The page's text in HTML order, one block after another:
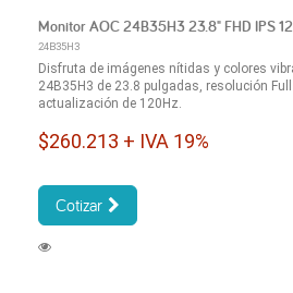
Monitor AOC 24B35H3 23.8" FHD IPS
24B35H3
Disfruta de imágenes nítidas y colores
24B35H3 de 23.8 pulgadas, resolución
actualización de 120Hz.
$260.213 + IVA 19%
Cotizar